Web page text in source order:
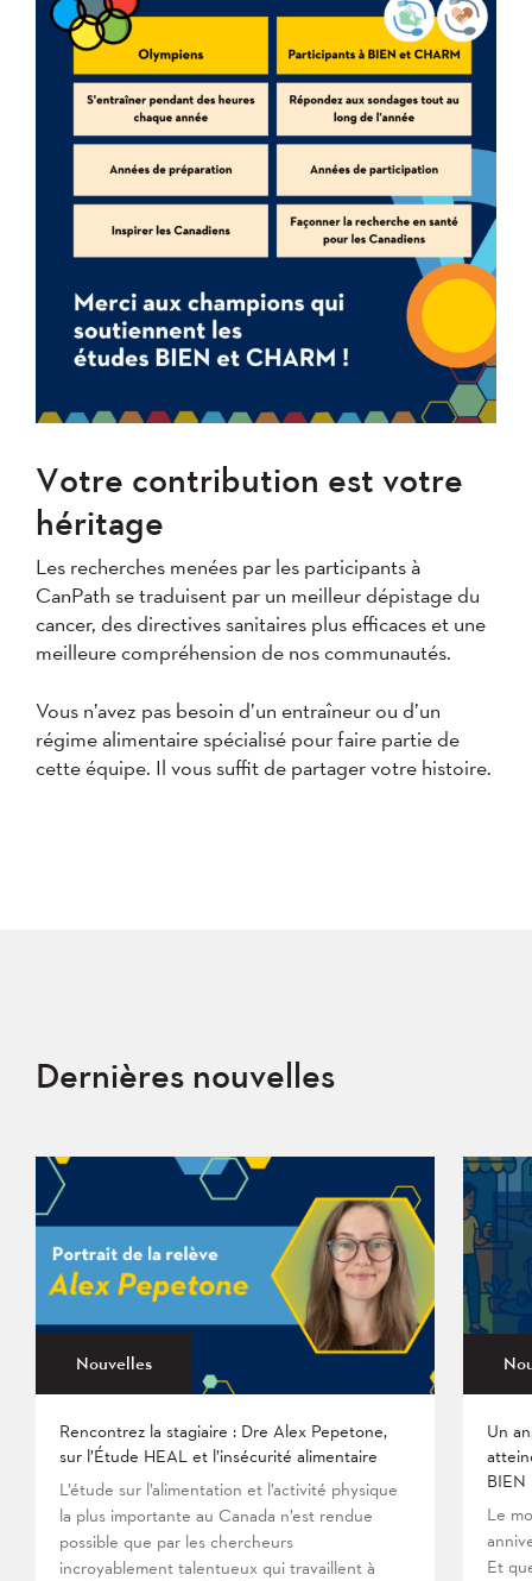
Votre contribution est votre
héritage
Les recherches menées par les participants à
CanPath se traduisent par un meilleur dépistage du
cancer, des directives sanitaires plus efficaces et une
meilleure compréhension de nos communautés.
Vous n’avez pas besoin d’un entraîneur ou d’un
régime alimentaire spécialisé pour faire partie de
cette équipe. Il vous suffit de partager votre histoire.
Dernières nouvelles
Nouvelles
Rencontrez la stagiaire : Dre Alex Pepetone,
sur l’Étude HEAL et l’insécurité alimentaire
L’étude sur l’alimentation et l’activité physique
la plus importante au Canada n’est rendue
possible que par les chercheurs
incroyablement talentueux qui travaillent à
Un
BIEN
Le
Et